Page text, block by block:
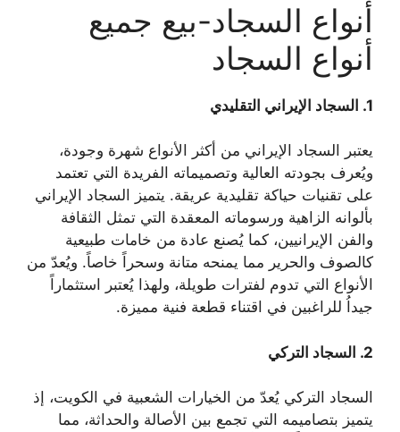
أنواع السجاد-بيع جميع
أنواع السجاد
1. السجاد الإيراني التقليدي
يعتبر السجاد الإيراني من أكثر الأنواع شهرة وجودة،
ويُعرف بجودته العالية وتصميماته الفريدة التي تعتمد
على تقنيات حياكة تقليدية عريقة. يتميز السجاد الإيراني
بألوانه الزاهية ورسوماته المعقدة التي تمثل الثقافة
والفن الإيرانيين، كما يُصنع عادة من خامات طبيعية
كالصوف والحرير مما يمنحه متانة وسحراً خاصاً. ويُعدّ من
الأنواع التي تدوم لفترات طويلة، ولهذا يُعتبر استثماراً
جيداُ للراغبين في اقتناء قطعة فنية مميزة.
2. السجاد التركي
السجاد التركي يُعدّ من الخيارات الشعبية في الكويت، إذ
يتميز بتصاميمه التي تجمع بين الأصالة والحداثة، مما